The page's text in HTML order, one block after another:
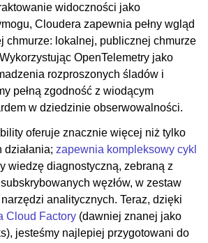
widoczności jako
Cloudera zapewnia pełny wgląd
chmurze: lokalnej, publicznej chmurze
OpenTelemetry jako
rozproszonych śladów i
pełną zgodność z wiodącym
w dziedzinie obserwowalności.
oferuje znacznie więcej niż tylko
zapewnia kompleksowy cykl
wiedzę diagnostyczną, zebraną z
węzłów, w zestaw
analitycznych. Teraz, dzięki
Cloud Factory (dawniej znanej jako
jesteśmy najlepiej przygotowani do